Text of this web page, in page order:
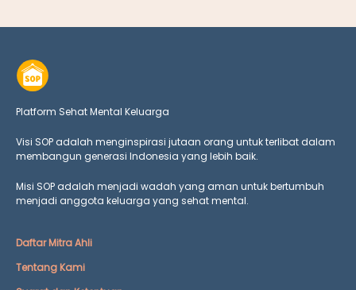
Platform Sehat Mental Keluarga
Visi SOP adalah menginspirasi jutaan orang untuk terlibat dalam
membangun generasi Indonesia yang lebih baik.
Misi SOP adalah menjadi wadah yang aman untuk bertumbuh
menjadi anggota keluarga yang sehat mental.
Daftar Mitra Ahli
Tentang Kami